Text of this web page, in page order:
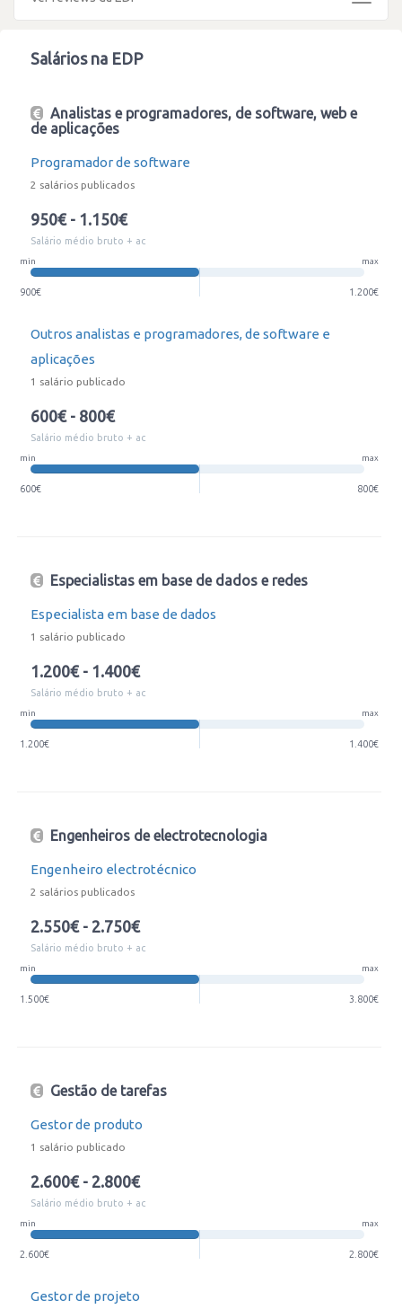
Salários na EDP
Analistas e programadores, de software, web e
de aplicações
Programador de software
2 salários publicados
950€ - 1.150€
Salário médio bruto + ac
min max
900€ 1.200€
Outros analistas e programadores, de software e
aplicações
1 salário publicado
600€ - 800€
Salário médio bruto + ac
min max
600€ 800€
Especialistas em base de dados e redes
Especialista em base de dados
1 salário publicado
1.200€ - 1.400€
Salário médio bruto + ac
min max
1.200€ 1.400€
Engenheiros de electrotecnologia
Engenheiro electrotécnico
2 salários publicados
2.550€ - 2.750€
Salário médio bruto + ac
min max
1.500€ 3.800€
Gestão de tarefas
Gestor de produto
1 salário publicado
2.600€ - 2.800€
Salário médio bruto + ac
min max
2.600€ 2.800€
Gestor de projeto